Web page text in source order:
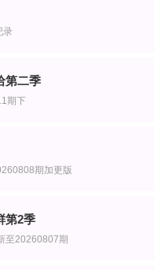
妍希
余宇涵
节目售后
卿,李诞,屈雨瑜,杨艳彬,黎子安
漫大会晚会
录
第二季
期下
期加更版
第2季
至20260807期